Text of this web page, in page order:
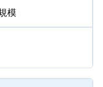
模